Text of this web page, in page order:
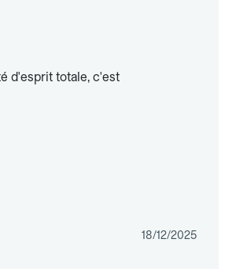
d'esprit totale, c'est
18/12/2025